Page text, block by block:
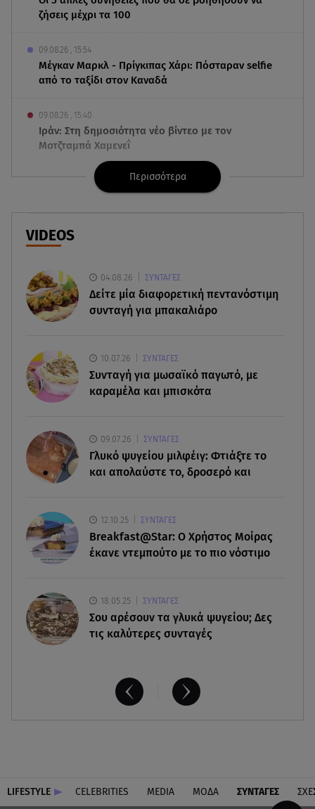
ζήσεις μέχρι τα 100
09.08.26 , 15:54
Μέγκαν Μαρκλ - Πρίγκιπας Χάρι: Πόσταραν selfie
από το ταξίδι στον Καναδά
09.08.26 , 15:40
Ιράν: Στη δημοσιότητα νέο βίντεο με τον
Μοτζταμπά Χαμενεΐ
Χωρισμός στη σόουμπιζ μετά από 8 χρόνια
γάμου - Η ανακοίνωση
09.08.26 , 14:42
υποβάλλουν σήμερα αιτήσεις
09.08.26 , 14:32
09.08.26 , 14:01
Γνωστός δημοσιογράφος αποκάλυψε ότι
σύντομα παντρεύεται τη σύντροφό του
09.08.26 , 14:00
Αδιάβροχη μάσκαρα: αφαίρεσε την χωρίς να
ταλαιπωρείς τις βλεφερίδες σου
Χούθι: «Χτύπησαν» διυλιστήριο της Aramco στη
Σαουδική Αραβία
Περισσότερα
VIDEOS
04.08.26 ΣΥΝΤΑΓΕΣ
Δείτε μία διαφορετική πεντανόστιμη
συνταγή για μπακαλιάρο
10.07.26 ΣΥΝΤΑΓΕΣ
Συνταγή για μωσαϊκό παγωτό, με
καραμέλα και μπισκότα
09.07.26 ΣΥΝΤΑΓΕΣ
Γλυκό ψυγείου μιλφέιγ: Φτιάξτε το
και απολαύστε το, δροσερό και
12.10.25 ΣΥΝΤΑΓΕΣ
Breakfast@Star: O Xρήστος Μοίρας
έκανε ντεμπούτο με το πιο νόστιμο
18.05.25 ΣΥΝΤΑΓΕΣ
Σου αρέσουν τα γλυκά ψυγείου; Δες
τις καλύτερες συνταγές
LIFESTYLE CELEBRITIES MEDIA ΜΟΔΑ ΣΥΝΤΑΓΕΣ